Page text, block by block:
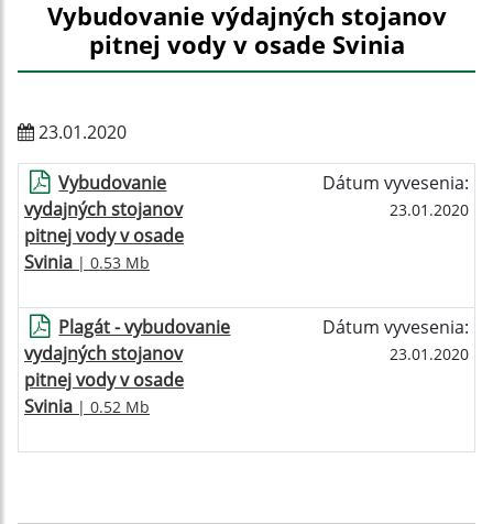
Vybudovanie výdajných stojanov
pitnej vody v osade Svinia
23.01.2020
Vybudovanie
vydajných stojanov
pitnej vody v osade
Svinia | 0.53 Mb
Dátum vyvesenia:
23.01.2020
Plagát - vybudovanie
vydajných stojanov
pitnej vody v osade
Svinia | 0.52 Mb
Dátum vyvesenia:
23.01.2020